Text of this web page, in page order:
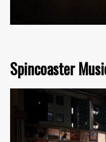
Spincoaster